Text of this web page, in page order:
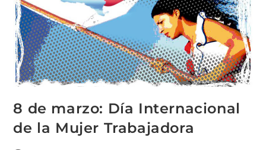
8 de marzo: Día Internacional
de la Mujer Trabajadora